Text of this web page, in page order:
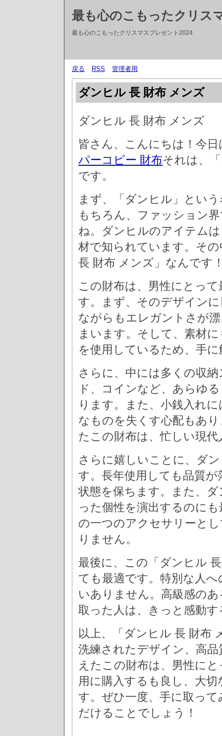
最も心のこもったクリス
最も心のこもったクリスマスプレゼント2024
戻る RSS 管理者用
ダンヒル 長 財布 メンズ
ダンヒル 長 財布 メンズ
皆さん、こんにちは！今
パーコピー 財布それは、
です。
まず、「ダンヒル」とい
もちろん、ファッション
ね。ダンヒルのアイテム
材で知られています。そ
長 財布 メンズ」なんです
この財布は、男性にとっ
す。まず、そのデザイン
ながらもエレガントさが
まいます。そして、素材
を使用しているため、手
さらに、中には多くの収
ド、コインなど、あらゆ
ります。また、小銭入れ
なものを失くす心配もあ
たこの財布は、忙しい現
さらに嬉しいことに、ダ
す。長年使用しても品質
状態を保ちます。また、
った個性を演出するのに
の一つのアクセサリーと
りません。
最後に、この「ダンヒル
ても最適です。特別な人
いありません。高級感の
取った人は、きっと感動
以上、「ダンヒル 長 財布
洗練されたデザイン、高
えたこの財布は、男性に
用に購入するも良し、大
す。ぜひ一度、手に取っ
だけることでしょう！